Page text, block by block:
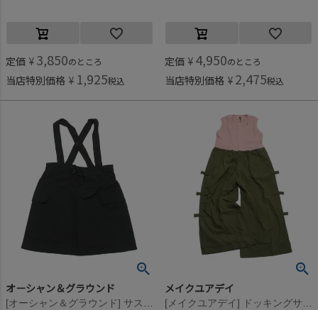
定価 ¥ 3,850のところ
当店特別価格 ¥ 1,925税込
定価 ¥ 4,950のところ
当店特別価格 ¥ 2,475税込
オーシャン＆グラウンド
[オーシャン＆グラウンド] サスペンダーナイロンカーゴスカート ブラック(BK)
メイクユアデイ
[メイクユアデイ] ドッキングサロペ カーキ(KK)